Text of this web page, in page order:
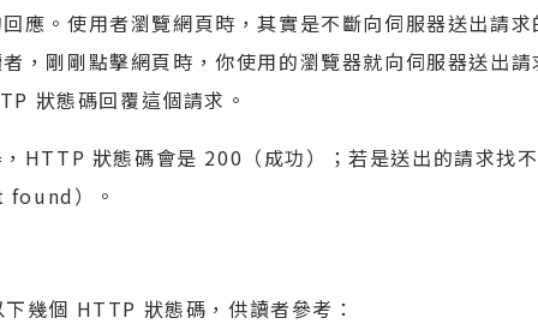
應。使用者瀏覽網頁時，其實是不斷向伺服器送出請求
，剛剛點擊網頁時，你使用的瀏覽器就向伺服器送出請
狀態碼回覆這個請求。
HTTP 狀態碼會是 200（成功）；若是送出的請求找
found）。
幾個 HTTP 狀態碼，供讀者參考：